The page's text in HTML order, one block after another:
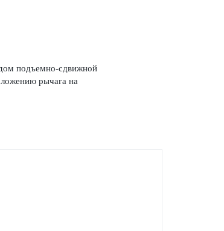
подъемно-сдвижной
рычага на